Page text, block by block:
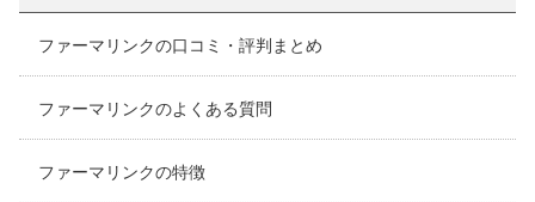
ファーマリンクの口コミ・評判まとめ
ファーマリンクのよくある質問
ファーマリンクの特徴